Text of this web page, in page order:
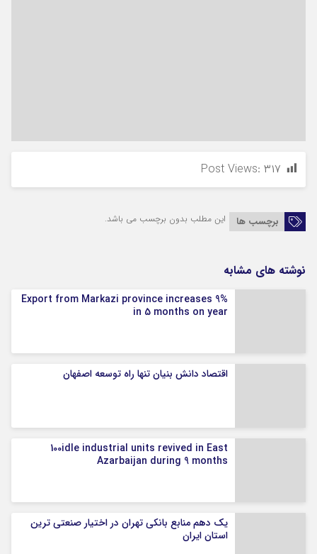
Post Views: ۳۱۷
برچسب ها این مطلب بدون برچسب می باشد.
نوشته های مشابه
Export from Markazi province increases 9%
in 5 months on year
اقتصاد دانش بنیان تنها راه توسعه اصفهان
100idle industrial units revived in East
Azarbaijan during 9 months
یک دهم منابع بانکی تهران در اختیار صنعتی ترین
استان ایران